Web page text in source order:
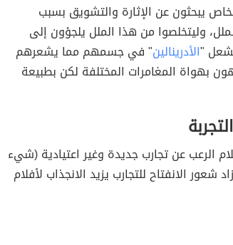
يبحثون عن الإثارة والتشويق بسبب
وليتخلصوا من هذا الملل يلجؤون إلى
"الأدرينالين" في جسمهم مما يشعرهم
بهواة المغامرات المختلفة لكن بطبيعة
الرعب عن تجارب جديدة وغير اعتيادية (شيء
شعور الانفتاح للتجارب يزيد الانجذاب لأفلام